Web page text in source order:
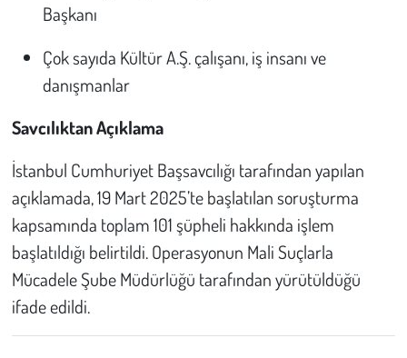
Başkanı
Çok sayıda Kültür A.Ş. çalışanı, iş insanı ve
danışmanlar
Savcılıktan Açıklama
İstanbul Cumhuriyet Başsavcılığı tarafından yapılan
açıklamada, 19 Mart 2025’te başlatılan soruşturma
kapsamında toplam 101 şüpheli hakkında işlem
başlatıldığı belirtildi. Operasyonun Mali Suçlarla
Mücadele Şube Müdürlüğü tarafından yürütüldüğü
ifade edildi.